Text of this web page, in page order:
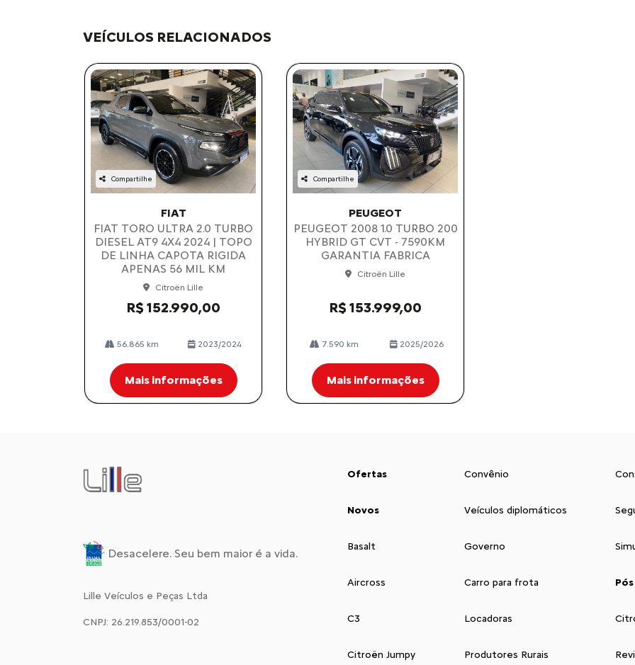
VEÍCULOS RELACIONADOS
Compartilhe
FIAT
FIAT TORO ULTRA 2.0 TURBO
DIESEL AT9 4X4 2024 | TOPO
DE LINHA CAPOTA RIGIDA
APENAS 56 MIL KM
Citroën Lille
R$ 152.990,00
56.865 km 2023/2024
Mais informações
Compartilhe
PEUGEOT
PEUGEOT 2008 1.0 TURBO 200
HYBRID GT CVT - 7590KM
GARANTIA FABRICA
Citroën Lille
R$ 153.999,00
7.590 km 2025/2026
Mais informações
Desacelere. Seu bem maior é a vida.
Lille Veículos e Peças Ltda
CNPJ: 26.219.853/0001-02
Ofertas
Novos
Basalt
Aircross
C3
Citroën Jumpy
Convênio
Veículos diplomáticos
Governo
Carro para frota
Locadoras
Produtores Rurais